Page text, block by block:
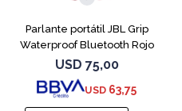
Parlante portátil JBL Grip
Waterproof Bluetooth Rojo
USD 75,00
USD 63,75